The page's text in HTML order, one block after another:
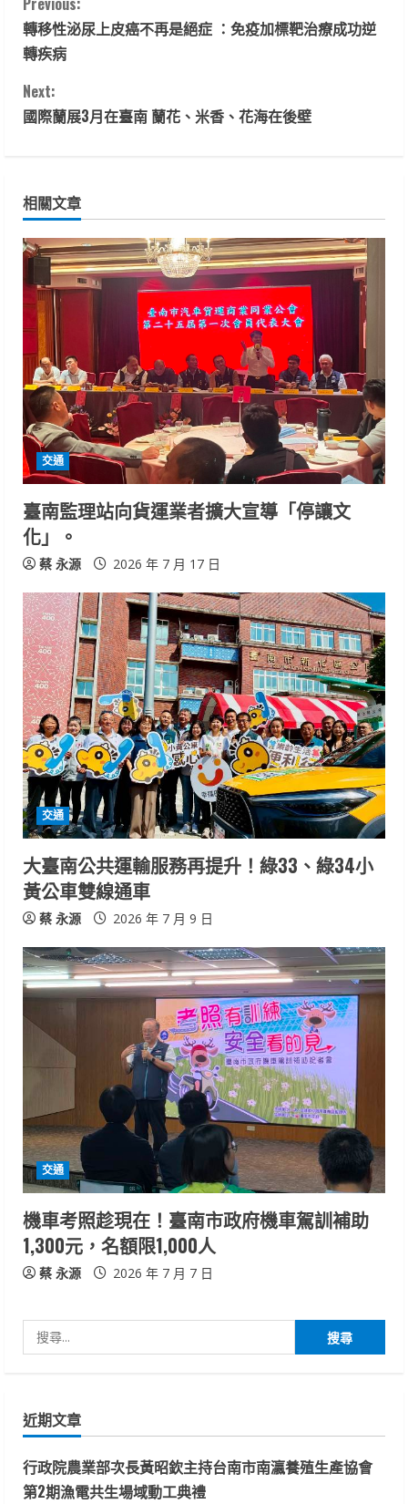
C
o
n
t
n
u
e
R
e
a
d
i
n
g
轉移性泌尿上皮癌不再是絕症 ：免疫加標靶治療成功逆
轉疾病
Next:
國際蘭展3月在臺南 蘭花、米香、花海在後壁
相關文章
交通
臺南監理站向貨運業者擴大宣導「停讓文
化」。
蔡 永源 2026 年 7 月 17 日
交通
大臺南公共運輸服務再提升！綠33、綠34小
黃公車雙線通車
蔡 永源 2026 年 7 月 9 日
交通
機車考照趁現在！臺南市政府機車駕訓補助
1,300元，名額限1,000人
蔡 永源 2026 年 7 月 7 日
尋
字:
近期文章
行政院農業部次長黃昭欽主持台南市南瀛養殖生產協會
第2期漁電共生場域動工典禮